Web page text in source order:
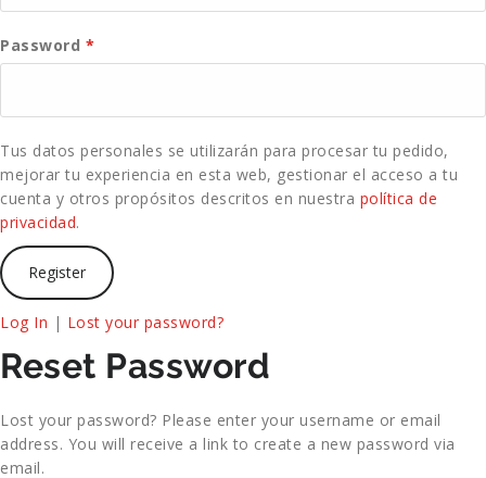
Password *
Tus datos personales se utilizarán para procesar tu pedido,
mejorar tu experiencia en esta web, gestionar el acceso a tu
cuenta y otros propósitos descritos en nuestra política de
privacidad.
Log In | Lost your password?
Reset Password
Lost your password? Please enter your username or email
address. You will receive a link to create a new password via
email.